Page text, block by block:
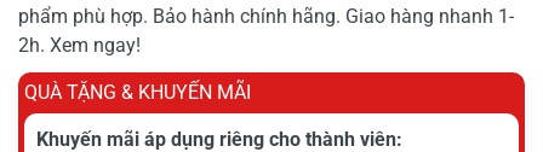
phẩm phù hợp. Bảo hành chính hãng. Giao hàng nhanh 1-
2h. Xem ngay!
QUÀ TẶNG & KHUYẾN MÃI
Khuyến mãi áp dụng riêng cho thành viên: